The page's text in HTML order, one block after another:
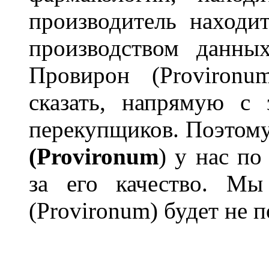
производитель
производством
Провирон
сказать, напрямую с
перекупщиков.
(Provironum) у нас по
за его качество.
(Provironum) будет не